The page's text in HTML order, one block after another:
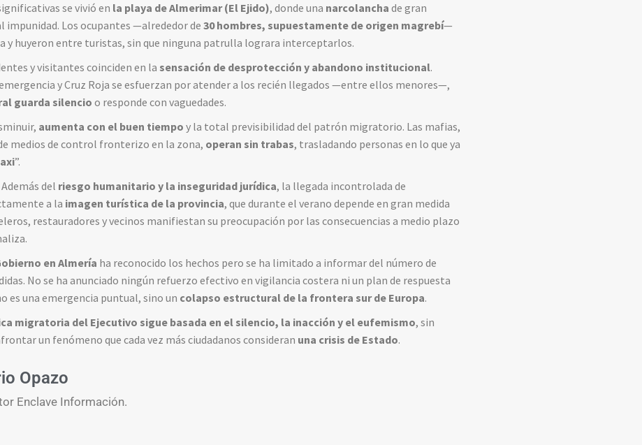
se vivió en la playa de Almerimar (El Ejido), donde una narcolancha de gran
Los ocupantes —alrededor de30 hombres, supuestamente de origen magrebí—
y huyeron entre turistas, sin que ninguna patrulla lograra interceptarlos.
y visitantes coinciden en la sensación de desprotección y abandono institucional.
y Cruz Roja se esfuerzan por atender a los recién llegados —entre ellos menores—,
guarda silencioo responde con vaguedades.
aumenta con el buen tiempo y la total previsibilidad del patrón migratorio. Las mafias,
medios de control fronterizo en la zona, operan sin trabas, trasladando personas en lo que ya
”.
del riesgo humanitario y la inseguridad jurídica, la llegada incontrolada de
a la imagen turística de la provincia, que durante el verano depende en gran medida
restauradores y vecinos manifiestan su preocupación por las consecuencias a medio plazo
en Almería ha reconocido los hechos pero se ha limitado a informar del número de
No se ha anunciado ningún refuerzo efectivo en vigilancia costera ni un plan de respuesta
es una emergencia puntual, sino un colapso estructural de la frontera sur de Europa.
migratoria del Ejecutivo sigue basada en el silencio, la inacción y el eufemismo, sin
un fenómeno que cada vez más ciudadanos consideran una crisis de Estado.
Opazo
Enclave Información.